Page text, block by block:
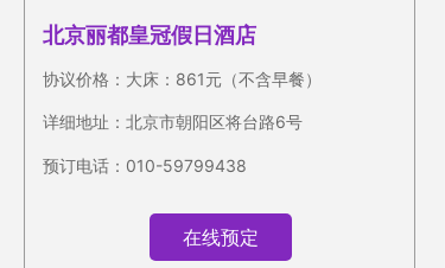
北京丽都皇冠假日酒店
协议价格：大床：861元（不含早餐）
详细地址：北京市朝阳区将台路6号
预订电话：010-59799438
在线预定